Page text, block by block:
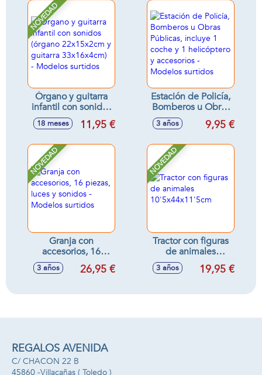
NOVEDAD
Órgano y guitarra
infantil con sonidos
(órgano
22x15x2cm y
33x16x4cm) -
Modelos surtidos
18 meses 11,95 €
Estación de Policía,
Bomberos u Obras
Públicas, incluye 1
coche y 1
accesorios -
Modelos surtidos
3 años 9,95 €
NOVEDAD
Granja con
accesorios, 16
piezas, luces y
sonidos - Modelos
3 años 26,95 €
NOVEDAD
Tractor con figuras
de animales
10'5x44x11'5cm
3 años 19,95 €
REGALOS AVENIDA
C/ CHACON 22 B
45860 -Villacañas ( Toledo )